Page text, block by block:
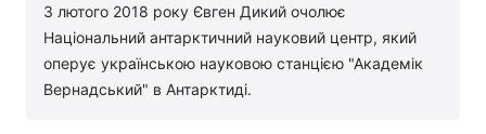
З лютого 2018 року Євген Дикий очолює
Національний антарктичний науковий центр, який
оперує українською науковою станцією "Академік
Вернадський" в Антарктиді.